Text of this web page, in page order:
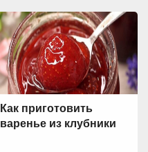
Как приготовить
варенье из клубники